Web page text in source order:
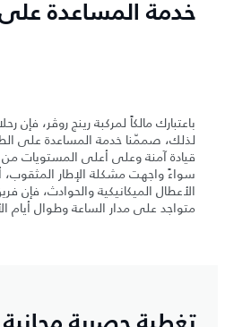
خدمة المساعدة
باعتبارك مالكاً لمركبة رينج روڤر، فإن
لذلك، صممّنا خدمة المساعدة على
قيادة آمنة وعلى أعلى المستويات من
سواءً واجهت مشكلة الإطار المثقوب،
الأعطال الميكانيكية والحوادث، فإن
متواجد على مدار الساعة وطوال أيام